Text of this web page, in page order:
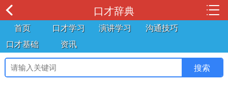
口才辞典
首页 口才学习 演讲学习
沟通技巧
口才基础
资讯